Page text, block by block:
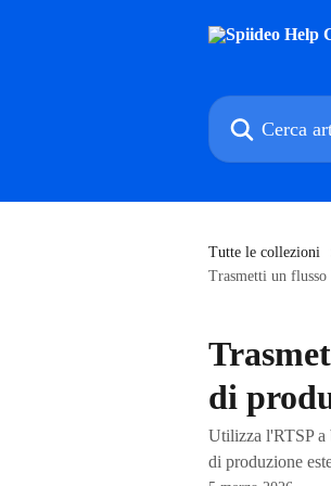
Cerca articoli…
Tutte le collezioni
Trasmetti un
di
Utilizza l'RTSP a
di produzione